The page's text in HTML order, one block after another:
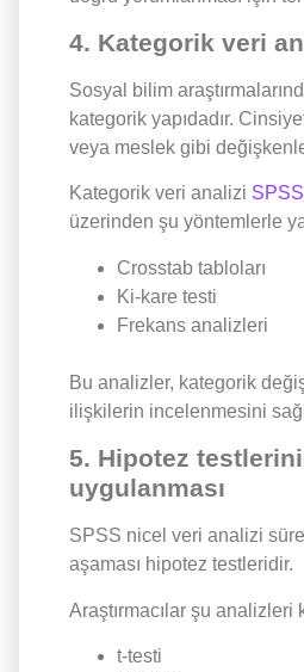
4. Kategorik veri
Sosyal bilim
kategorik yapıdadır.
veya meslek gibi
Kategorik veri analizi SPSS
üzerinden şu yöntemlerle
Crosstab tabloları
Ki-kare testi
Frekans analizleri
Bu analizler, kategorik
ilişkilerin incelenmesini
5. Hipotez
uygulanması
SPSS nicel veri analizi
aşaması hipotez testleridir.
Araştırmacılar şu analizleri
t-testi